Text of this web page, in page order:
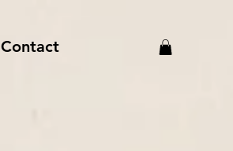
Contact